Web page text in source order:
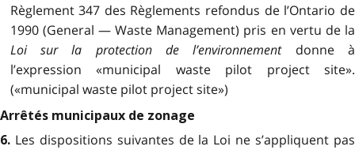
Règlement 347 des Règlements refondus de l’Ontario de
1990 (General — Waste Management) pris en vertu de la
Loi sur la protection de l’environnementdonne à
l’expression «municipal waste pilot project site».
(«municipal waste pilot project site»)
Arrêtés municipaux de zonage
6. Les dispositions suivantes de la Loi ne s’appliquent pas